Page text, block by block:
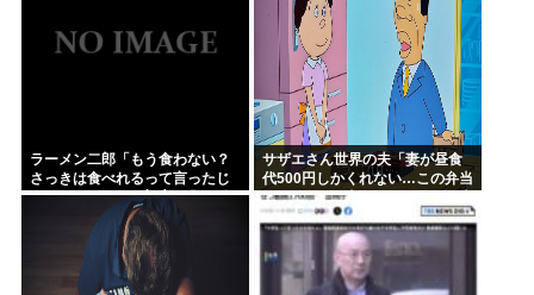
ラーメン二郎「もう食わない？
さっきは食べれるって言ったじ
ゃねーか！」（ヽ´ん`）「」 反
論できる？
サザエさん世界の夫「妻が昼食
代500円しかくれない…この弁当
屋、500円で売っている！その上
店員さんも美人だ！毎日行こ
う！」